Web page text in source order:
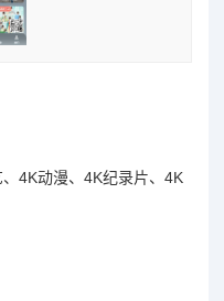
4K动漫、4K纪录片、4K